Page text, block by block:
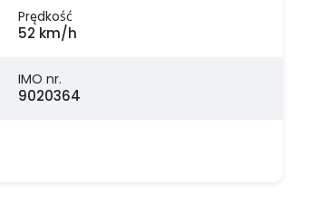
Prędkość
52 km/h
IMO nr.
9020364